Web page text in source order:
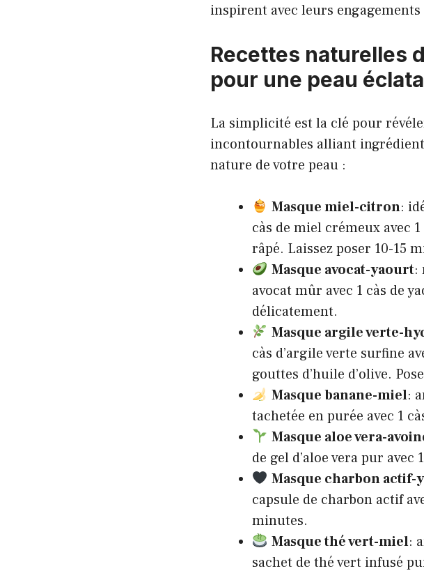
inspirent avec leurs
Recettes naturelles
pour une peau
La simplicité est la clé pour
incontournables alliant
nature de votre peau :
Masque miel-citron:
càs de miel crémeux avec
râpé. Laissez poser 10-15
Masque avocat-yaourt:
avocat mûr avec 1 càs de
délicatement.
Masque argile verte-
càs d’argile verte surfine
gouttes d’huile d’olive.
Masque banane-miel:
tachetée en purée avec 1
Masque aloe vera-
de gel d’aloe vera pur avec
Masque charbon actif-
capsule de charbon actif
minutes.
Masque thé vert-miel:
sachet de thé vert infusé